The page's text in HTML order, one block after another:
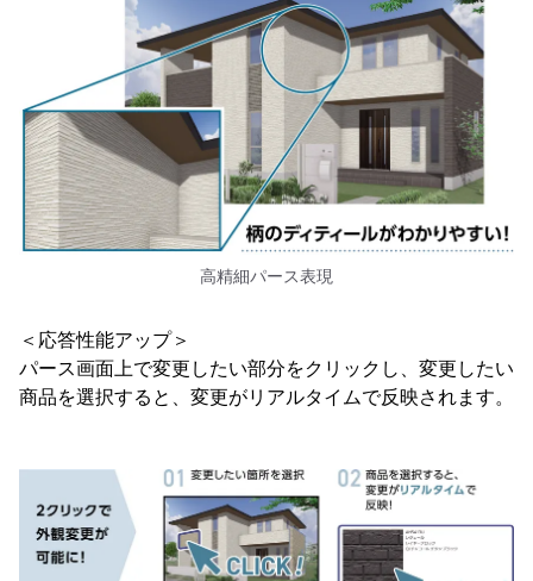
高精細パース表現
＜応答性能アップ＞
パース画面上で変更したい部分をクリックし、変更したい
商品を選択すると、変更がリアルタイムで反映されます。